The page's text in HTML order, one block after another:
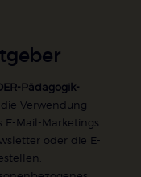
Pädagogik-
Verwendung
Mail-Marketings
oder die E-